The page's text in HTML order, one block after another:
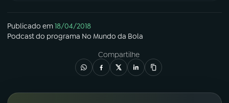
Publicado em18/04/2018
Podcastdo programa No Mundo da Bola
Compartilhe